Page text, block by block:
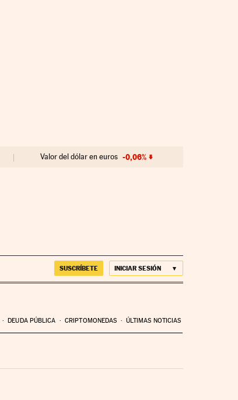
Valor del dólar en euros -0,06%
SUSCRÍBETE INICIAR SESIÓN
DEUDA PÚBLICA CRIPTOMONEDAS ÚLTIMAS NOTICIAS